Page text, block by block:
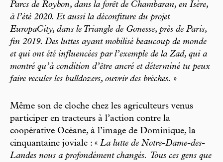
Parcs de Roybon, dans la forêt de Chambaran, en Isère,
à l’été 2020. Et aussi la déconfiture du projet
EuropaCity, dans le Triangle de Gonesse, près de Paris,
fin 2019. Des luttes ayant mobilisé beaucoup de monde
et qui ont été influencées par l’exemple de la Zad, qui a
montré qu’à condition d’être ancré et déterminé tu peux
faire reculer les bulldozers, ouvrir des brèches. »
Même son de cloche chez les agriculteurs venus
participer en tracteurs à l’action contre la
coopérative Océane, à l’image de Dominique, la
cinquantaine joviale : « La lutte de Notre-Dame-des-
Landes nous a profondément changés. Tous ces gens que